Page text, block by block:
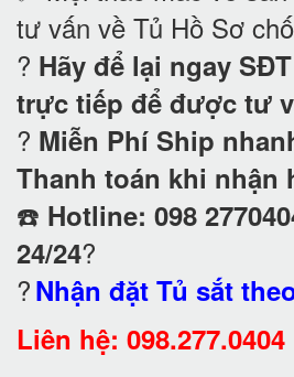
tư vấn về Tủ Hồ Sơ
? Hãy để lại ngay
trực tiếp để được tư
? Miễn Phí Ship
Thanh toán khi nhận
☎️ Hotline: 098
24/24?
?Nhận đặt Tủ sắt
Liên hệ: 098.277.0404